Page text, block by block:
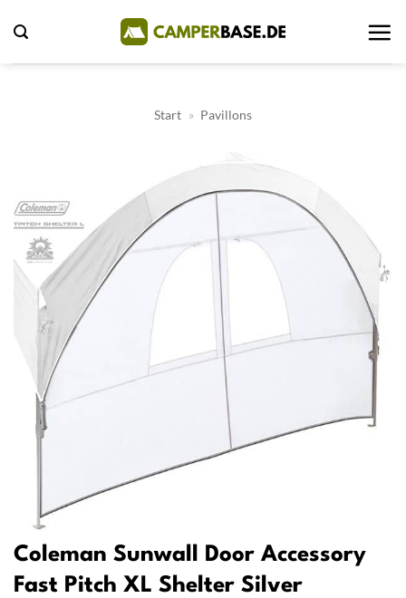
Inhalt
springen
Start » Pavillons
Coleman Sunwall Door Accessory
Fast Pitch XL Shelter Silver